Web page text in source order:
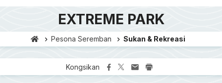
EXTREME PARK
Pesona Seremban Sukan & Rekreasi
Kongsikan